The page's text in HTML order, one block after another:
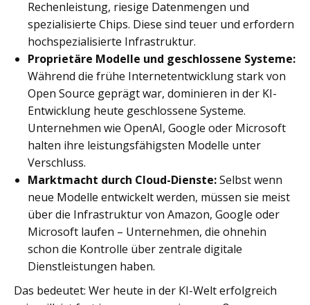
Rechenleistung, riesige Datenmengen und
spezialisierte Chips. Diese sind teuer und erfordern
hochspezialisierte Infrastruktur.
Proprietäre Modelle und geschlossene Systeme:
Während die frühe Internetentwicklung stark von
Open Source geprägt war, dominieren in der KI-
Entwicklung heute geschlossene Systeme.
Unternehmen wie OpenAI, Google oder Microsoft
halten ihre leistungsfähigsten Modelle unter
Verschluss.
Marktmacht durch Cloud-Dienste:Selbst wenn
neue Modelle entwickelt werden, müssen sie meist
über die Infrastruktur von Amazon, Google oder
Microsoft laufen – Unternehmen, die ohnehin
schon die Kontrolle über zentrale digitale
Dienstleistungen haben.
Das bedeutet: Wer heute in der KI-Welt erfolgreich